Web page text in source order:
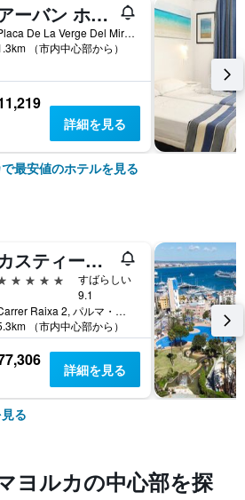
アーバン ホステル パルマ アルベルゲ フベニル
Placa De La Verge Del Miracle 4, パルマ・デ・マヨルカ, マヨルカ島, スペイン
（市内中心部から）
詳細を見る
最安値のホテルを見る
カスティージョ ホテル ソン ビダ, ア ラグジュアリー コレクション ホテル, マヨルカ
つ星
すばらしい
9.1
Carrer Raixa 2, パルマ・デ・マヨルカ, マヨルカ島, スペイン
（市内中心部から）
詳細を見る
る
ヨルカ​の中心部​を探